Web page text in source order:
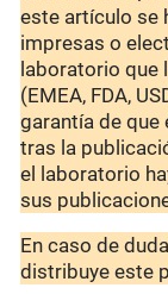
este artículo se
impresas o
laboratorio que
(EMEA, FDA,
garantía de
tras la
el laboratorio
sus
En caso de
distribuye este